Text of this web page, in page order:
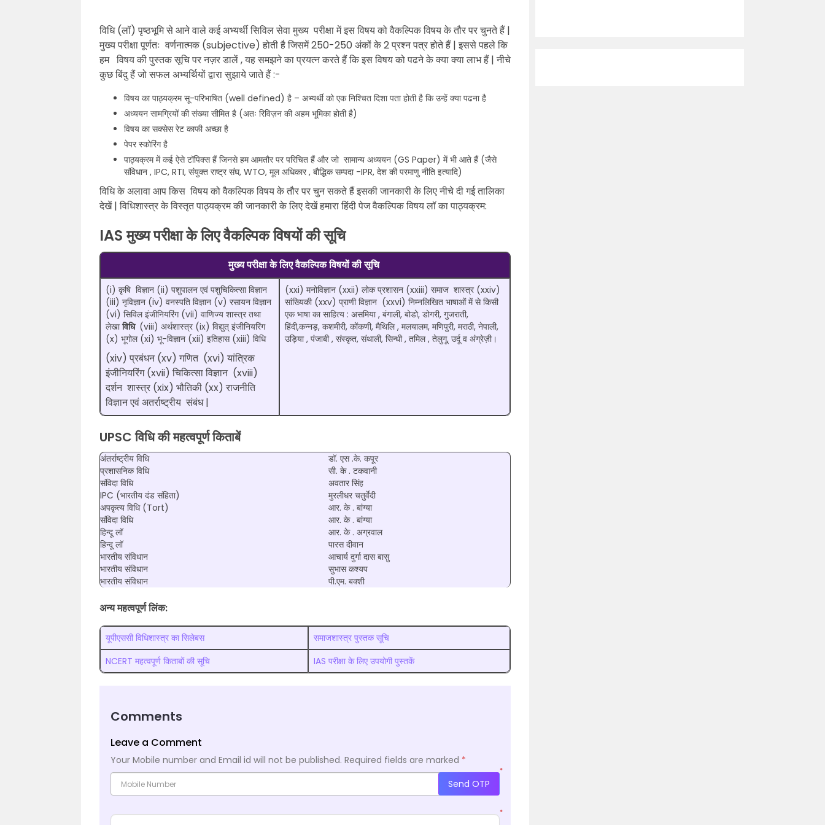
विधि (लॉ) पृष्ठभूमि से आने वाले कई अभ्यर्थी सिविल सेवा मुख्य परीक्षा में इस विषय को वैकल्पिक विषय के तौर पर चुनते हैं |
मुख्य परीक्षा पूर्णतः वर्णनात्मक (subjective) होती है जिसमें 250-250 अंकों के 2 प्रश्न पत्र होते हैं | इससे पहले कि
हम विषय की पुस्तक सूचि पर नज़र डालें , यह समझने का प्रयत्न करते हैं कि इस विषय को पढने के क्या क्या लाभ हैं | नीचे
कुछ बिंदु हैं जो सफल अभ्यर्थियों द्वारा सुझाये जाते हैं :-
विषय का पाठ्यक्रम सू-परिभाषित (well defined) है – अभ्यर्थी को एक निश्चित दिशा पता होती है कि उन्हें क्या पढना है
अध्ययन सामग्रियों की संख्या सीमित है (अतः रिविज़न की अहम भूमिका होती है)
विषय का सक्सेस रेट काफी अच्छा है
पेपर स्कोरिंग है
पाठ्यक्रम में कई ऐसे टॉपिक्स हैं जिनसे हम आमतौर पर परिचित हैं और जो सामान्य अध्ययन (GS Paper) में भी आते हैं (जैसे
संविधान , IPC, RTI, संयुक्त राष्ट्र संघ, WTO, मूल अधिकार , बौद्धिक सम्पदा -IPR, देश की परमाणु नीति इत्यादि)
विधि के अलावा आप किस विषय को वैकल्पिक विषय के तौर पर चुन सकते हैं इसकी जानकारी के लिए नीचे दी गई तालिका
देखें | विधिशास्त्र के विस्तृत पाठ्यक्रम की जानकारी के लिए देखें हमारा हिंदी पेज वैकल्पिक विषय लॉ का पाठ्यक्रम:
IAS मुख्य परीक्षा के लिए वैकल्पिक विषयों की सूचि
मुख्य परीक्षा के लिए वैकल्पिक विषयों की सूचि
(i) कृषि विज्ञान (ii) पशुपालन एवं पशुचिकित्सा विज्ञान
(iii) नृविज्ञान (iv) वनस्पति विज्ञान (v) रसायन विज्ञान
(vi) सिविल इंजीनियरिंग (vii) वाणिज्य शास्त्र तथा
लेखाविधि (viii) अर्थशास्त्र (ix) विद्युत् इंजीनियरिंग
(x) भूगोल (xi) भू-विज्ञान (xii) इतिहास (xiii) विधि
(xiv) प्रबंधन (xv) गणित (xvi) यांत्रिक
इंजीनियरिंग (xvii) चिकित्सा विज्ञान (xviii)
दर्शन शास्त्र (xix) भौतिकी (xx) राजनीति
विज्ञान एवं अतर्राष्ट्रीय संबंध |
(xxi) मनोविज्ञान (xxii) लोक प्रशासन (xxiii) समाज शास्त्र (xxiv)
सांख्यिकी (xxv) प्राणी विज्ञान (xxvi) निम्नलिखित भाषाओं में से किसी
एक भाषा का साहित्य : असमिया , बंगाली, बोडो, डोगरी, गुजराती,
हिंदी,कन्नड़, कशमीरी, कोंकणी, मैथिलि , मलयालम, मणिपुरी, मराठी, नेपाली,
उड़िया , पंजाबी , संस्कृत, संथाली, सिन्धी , तमिल , तेलुगू, उर्दू व अंग्रेज़ी।
UPSC विधि की महत्वपूर्ण किताबें
अंतर्राष्ट्रीय विधि
डॉ. एस .के. कपूर
प्रशासनिक विधि
सी. के . टकवानी
संविदा विधि
अवतार सिंह
IPC (भारतीय दंड संहिता)
मुरलीधर चतुर्वेदी
अपकृत्य विधि (Tort)
आर. के . बांग्या
संविदा विधि
आर. के . बांग्या
हिन्दू लॉ
आर. के . अग्रवाल
हिन्दू लॉ
पारस दीवान
भारतीय संविधान
आचार्य दुर्गा दास बासु
भारतीय संविधान
सुभास कश्यप
भारतीय संविधान
पी.एम. बक्शी
अन्य महत्वपूर्ण लिंक:
यूपीएससी विधिशास्त्र का सिलेबस
समाजशास्त्र पुस्तक सूचि
NCERT महत्वपूर्ण किताबों की सूचि
IAS परीक्षा के लिए उपयोगी पुस्तकें
Comments
Leave a Comment
Your Mobile number and Email id will not be published. Required fields are marked *
*
Send OTP
*